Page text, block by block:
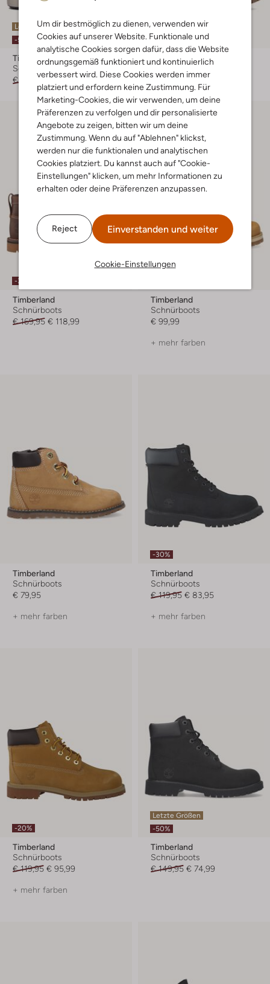
Um dir bestmöglich zu dienen, verwenden wir
Cookies auf unserer Website. Funktionale und
analytische Cookies sorgen dafür, dass die Website
ordnungsgemäß funktioniert und kontinuierlich
verbessert wird. Diese Cookies werden immer
platziert und erfordern keine Zustimmung. Für
Marketing-Cookies, die wir verwenden, um deine
Präferenzen zu verfolgen und dir personalisierte
Angebote zu zeigen, bitten wir um deine
Zustimmung. Wenn du auf "Ablehnen" klickst,
werden nur die funktionalen und analytischen
Cookies platziert. Du kannst auch auf "Cookie-
Einstellungen" klicken, um mehr Informationen zu
erhalten oder deine Präferenzen anzupassen.
Reject Einverstanden und weiter
Cookie-Einstellungen
Letzter Artikel
-50%
Timberland
Schnürboots
€ 169,95 € 84,99
Letzter Artikel
-20%
Timberland
Schnürboots
€ 229,99 € 183,99
-30%
Timberland
Schnürboots
€ 169,95 € 118,99
Letzte Größen
Timberland
Schnürboots
€ 99,99
+ mehr farben
Timberland
Schnürboots
€ 79,95
+ mehr farben
-30%
Timberland
Schnürboots
€ 119,95 € 83,95
+ mehr farben
-20%
Timberland
Schnürboots
€ 119,95 € 95,99
+ mehr farben
Letzte Größen
-50%
Timberland
Schnürboots
€ 149,95 € 74,99